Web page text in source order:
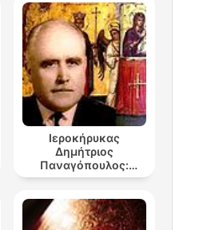
Ιεροκήρυκας
Δημήτριος
Παναγόπουλος:
Ομιλίες 1-199